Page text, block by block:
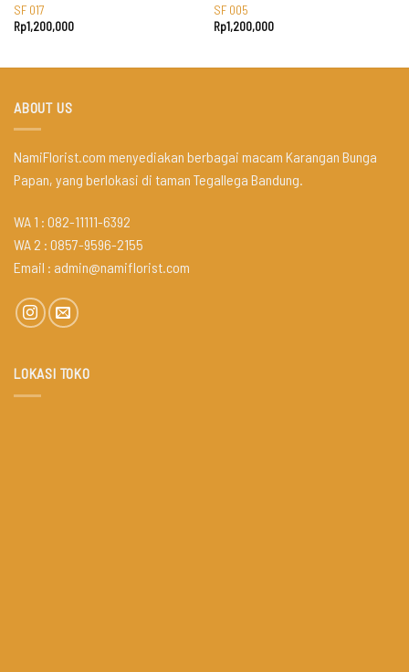
SF 017
Rp1,200,000
SF 005
Rp1,200,000
ABOUT US
NamiFlorist.com menyediakan berbagai macam Karangan Bunga
Papan, yang berlokasi di taman Tegallega Bandung.
WA 1 : 082-11111-6392
WA 2 : 0857-9596-2155
Email : admin@namiflorist.com
LOKASI TOKO